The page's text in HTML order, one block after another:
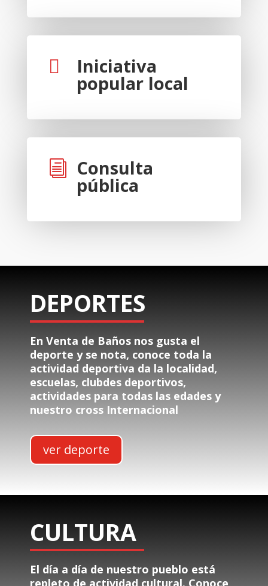
 Iniciativa
popular local
i Consulta
pública
DEPORTES
En Venta de Baños nos gusta el
deporte y se nota, conoce toda la
actividad deportiva da la localidad,
escuelas, clubdes deportivos,
actividades para todas las edades y
nuestro cross Internacional
ver deporte
CULTURA
El día a día de nuestro pueblo está
repleto de actividad cultural. Conoce